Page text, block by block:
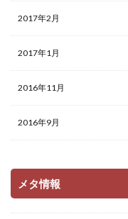
2017年2月
2017年1月
2016年11月
2016年9月
メタ情報